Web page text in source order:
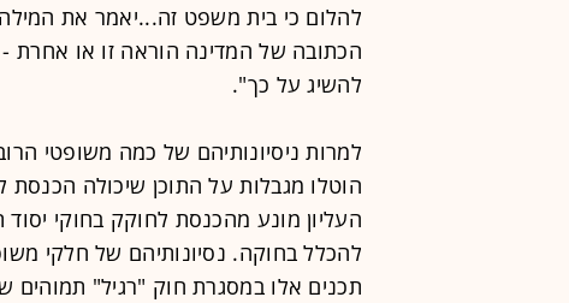
להלום כי בית משפט זה...יאמר את
הכתובה של המדינה הוראה זו או אחרת
להשיג על כך".
למרות ניסיונותיהם של כמה משופטי
הוטלו מגבלות על התוכן שיכולה
העליון מונע מהכנסת לחוקק בחוקי
להכלל בחוקה. נסיונותיהם של חלקי
תכנים אלו במסגרת חוק "רגיל" תמוהים